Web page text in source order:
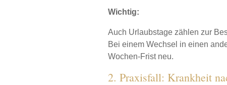
Wichtig:
Auch Urlaubstage zählen zur
Bei einem Wechsel in einen
Wochen-Frist neu.
2. Praxisfall: Krankheit